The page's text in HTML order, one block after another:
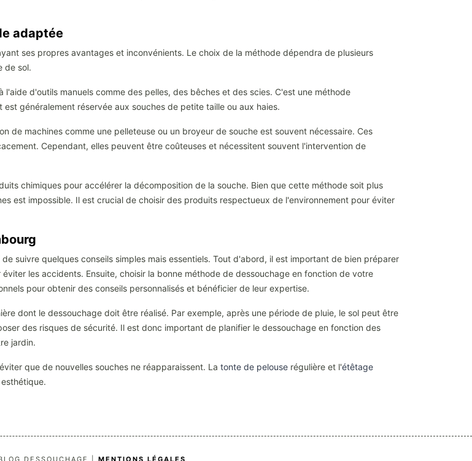
adaptée
ses propres avantages et inconvénients. Le choix de la méthode dépendra de plusieurs
de sol.
d'outils manuels comme des pelles, des bêches et des scies. C'est une méthode
généralement réservée aux souches de petite taille ou aux haies.
de machines comme une pelleteuse ou un broyeur de souche est souvent nécessaire. Ces
Cependant, elles peuvent être coûteuses et nécessitent souvent l'intervention de
chimiques pour accélérer la décomposition de la souche. Bien que cette méthode soit plus
est impossible. Il est crucial de choisir des produits respectueux de l'environnement pour éviter
suivre quelques conseils simples mais essentiels. Tout d'abord, il est important de bien préparer
les accidents. Ensuite, choisir la bonne méthode de dessouchage en fonction de votre
pour obtenir des conseils personnalisés et bénéficier de leur expertise.
dont le dessouchage doit être réalisé. Par exemple, après une période de pluie, le sol peut être
des risques de sécurité. Il est donc important de planifier le dessouchage en fonction des
jardin.
que de nouvelles souches ne réapparaissent. La tonte de pelouse régulière et l'étêtage
DESSOUCHAGE | MENTIONS LÉGALES